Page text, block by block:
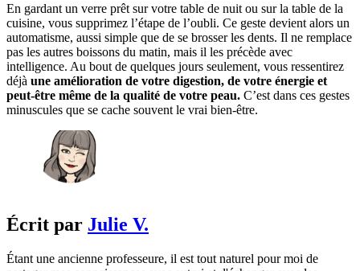
En gardant un verre prêt sur votre table de nuit ou sur la table de la
cuisine, vous supprimez l’étape de l’oubli. Ce geste devient alors un
automatisme, aussi simple que de se brosser les dents. Il ne remplace
pas les autres boissons du matin, mais il les précède avec
intelligence. Au bout de quelques jours seulement, vous ressentirez
déjà une amélioration de votre digestion, de votre énergie et
peut-être même de la qualité de votre peau. C’est dans ces gestes
minuscules que se cache souvent le vrai bien-être.
Écrit par Julie V.
Étant une ancienne professeure, il est tout naturel pour moi de